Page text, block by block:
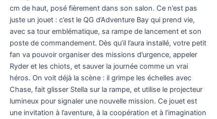
cm de haut, posé fièrement dans son salon. Ce n’est pas
juste un jouet : c’est le QG d’Adventure Bay qui prend vie,
avec sa tour emblématique, sa rampe de lancement et son
poste de commandement. Dès qu’il l’aura installé, votre petit
fan va pouvoir organiser des missions d’urgence, appeler
Ryder et les chiots, et sauver la journée comme un vrai
héros. On voit déjà la scène : il grimpe les échelles avec
Chase, fait glisser Stella sur la rampe, et utilise le projecteur
lumineux pour signaler une nouvelle mission. Ce jouet est
une invitation à l’aventure, à la coopération et à l’imagination